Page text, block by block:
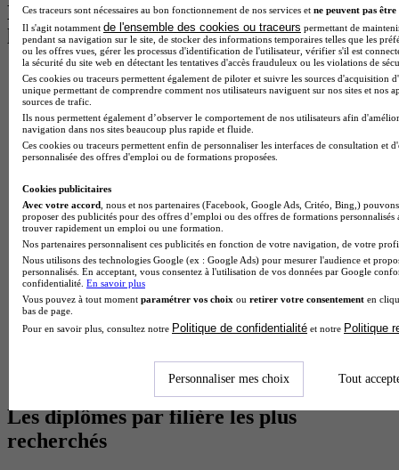
Les intitulés de diplôme par alternance
les plus recherchés
BTS Esf en alternance
BTS Dietetique en alternance
BTS Mco en alternance
BTS Pi en alternance
BTS Sp3s en alternance
Master CCA en alternance
BTS Sam en alternance
Cap Fleuriste en alternance
BTS Sio en alternance
MSc Marketing Digital en alternance
BTS Gpme en alternance
Cap Electricien en alternance
BTS Gpn en alternance
BTS Domotique en alternance
BAC Pro Agora en alternance
BTS Sta en alternance
BTS Tpl en alternance
Les diplômes par filière les plus
recherchés
Ces traceurs sont nécessaires au bon fonctionnement de nos services et ne peuvent pas être
Il s'agit notamment de l'ensemble des cookies ou traceurs permettant de
pendant sa navigation sur le site, de stocker des informations temporaires telles que les
ou les offres vues, gérer les processus d'identification de l'utilisateur, vérifier s'il est
la sécurité du site web en détectant les tentatives d'accès frauduleux ou les violations de
Ces cookies ou traceurs permettent également de piloter et suivre les sources d'acquisition
unique permettant de comprendre comment nos utilisateurs naviguent sur nos sites et nos
sources de trafic.
Ils nous permettent également d’observer le comportement de nos utilisateurs afin
navigation dans nos sites beaucoup plus rapide et fluide.
Ces cookies ou traceurs permettent enfin de personnaliser les interfaces de consultation et
personnalisée des offres d'emploi ou de formations proposées.
Cookies publicitaires
Avec votre accord , nous et nos partenaires (Facebook, Google Ads, Critéo, Bing,)
proposer des publicités pour des offres d’emploi ou des offres de formations
trouver rapidement un emploi ou une formation.
Nos partenaires personnalisent ces publicités en fonction de votre navigation, de votre
Nous utilisons des technologies Google (ex : Google Ads) pour mesurer l'audience et
personnalisés. En acceptant, vous consentez à l'utilisation de vos données par Google
confidentialité. En savoir plus
Vous pouvez à tout moment paramétrer vos choix ou retirer votre consentement en
bas de page.
Pour en savoir plus, consultez notre Politique de confidentialité et notre Politique
Personnaliser mes choix Tout